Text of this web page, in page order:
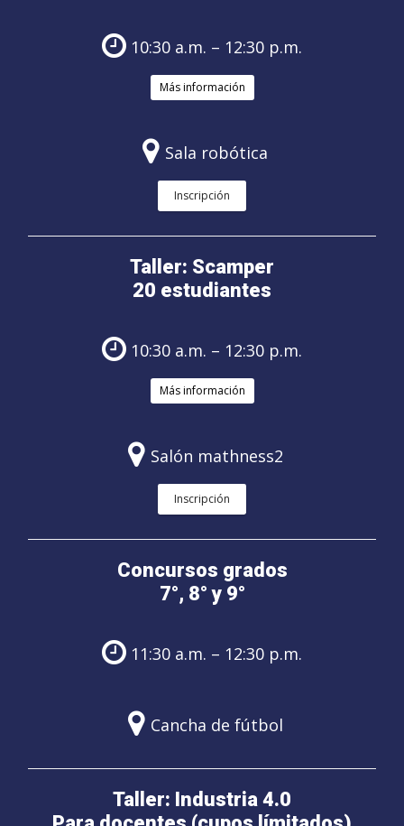
10:30 a.m. – 12:30 p.m.
Más información
Sala robótica
Inscripción
Taller: Scamper
20 estudiantes
10:30 a.m. – 12:30 p.m.
Más información
Salón mathness2
Inscripción
Concursos grados
7°, 8° y 9°
11:30 a.m. – 12:30 p.m.
Cancha de fútbol
Taller: Industria 4.0